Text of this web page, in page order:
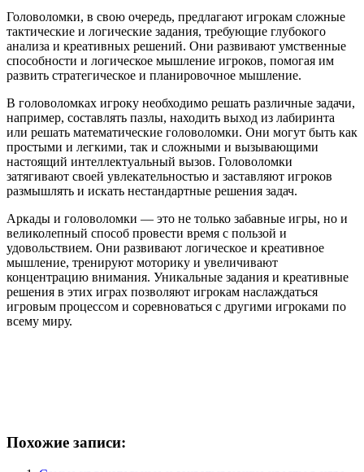
Головоломки, в свою очередь, предлагают игрокам сложные
тактические и логические задания, требующие глубокого
анализа и креативных решений. Они развивают умственные
способности и логическое мышление игроков, помогая им
развить стратегическое и планировочное мышление.
В головоломках игроку необходимо решать различные задачи,
например, составлять пазлы, находить выход из лабиринта
или решать математические головоломки. Они могут быть как
простыми и легкими, так и сложными и вызывающими
настоящий интеллектуальный вызов. Головоломки
затягивают своей увлекательностью и заставляют игроков
размышлять и искать нестандартные решения задач.
Аркады и головоломки — это не только забавные игры, но и
великолепный способ провести время с пользой и
удовольствием. Они развивают логическое и креативное
мышление, тренируют моторику и увеличивают
концентрацию внимания. Уникальные задания и креативные
решения в этих играх позволяют игрокам наслаждаться
игровым процессом и соревноваться с другими игроками по
всему миру.
Похожие записи: